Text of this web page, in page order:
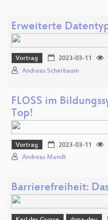
Erweiterte
Vortrag 2023-03-11
Andreas Scherbaum
FLOSS im
Top!
Vortrag 2023-03-11
Andreas Mundt
Barrierefreiheit: